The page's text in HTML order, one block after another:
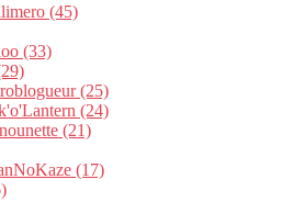
(45)
(33)
(25)
(24)
(21)
(17)